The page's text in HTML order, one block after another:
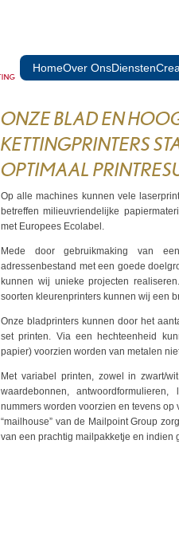
HomeOver OnsDiensten
ONZE BLAD EN
KETTINGPRINTERS
OPTIMAAL
Op alle machines kunnen vele
betreffen milieuvriendelijke
met Europees Ecolabel.
Mede door gebruikmaking van
adressenbestand met een goede
kunnen wij unieke projecten
soorten kleurenprinters kunnen wij een
Onze bladprinters kunnen door het
set printen. Via een hechteenheid
papier) voorzien worden van metalen
Met variabel printen, zowel in zwart/
waardebonnen,
nummers worden voorzien en tevens
“mailhouse” van de Mailpoint Group
van een prachtig mailpakketje en indien